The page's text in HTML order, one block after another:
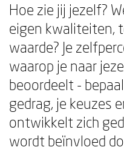
Hoe zie jij jezelf?
eigen kwaliteiten,
waarde? Je
waarop je naar
beoordeelt -
gedrag, je keuzes
ontwikkelt zich
wordt beïnvloed